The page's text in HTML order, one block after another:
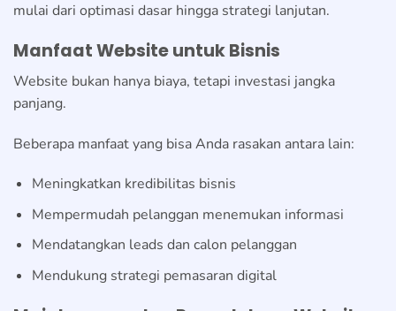
mulai dari optimasi dasar hingga strategi lanjutan.
Manfaat Website untuk Bisnis
Website bukan hanya biaya, tetapi investasi jangka
panjang.
Beberapa manfaat yang bisa Anda rasakan antara lain:
Meningkatkan kredibilitas bisnis
Mempermudah pelanggan menemukan informasi
Mendatangkan leads dan calon pelanggan
Mendukung strategi pemasaran digital